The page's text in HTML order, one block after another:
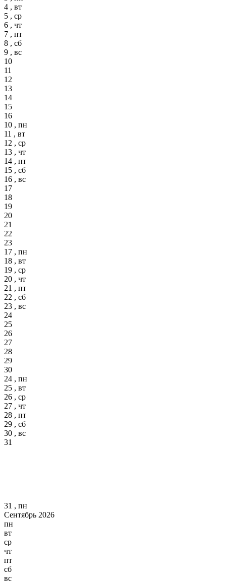
4 , вт
5 , ср
6 , чт
7 , пт
8 , сб
9 , вс
10
11
12
13
14
15
16
10 , пн
11 , вт
12 , ср
13 , чт
14 , пт
15 , сб
16 , вс
17
18
19
20
21
22
23
17 , пн
18 , вт
19 , ср
20 , чт
21 , пт
22 , сб
23 , вс
24
25
26
27
28
29
30
24 , пн
25 , вт
26 , ср
27 , чт
28 , пт
29 , сб
30 , вс
31
31 , пн
Сентябрь 2026
пн
вт
ср
чт
пт
сб
вс